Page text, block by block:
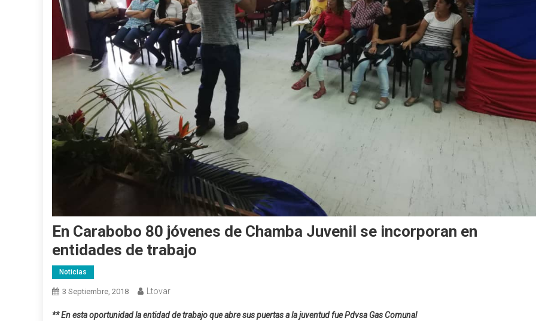
En Carabobo 80 jóvenes de Chamba Juvenil se incorporan en
entidades de trabajo
Noticias
3 Septiembre, 2018 Ltovar
** En esta oportunidad la entidad de trabajo que abre sus puertas a la juventud fue Pdvsa Gas Comunal